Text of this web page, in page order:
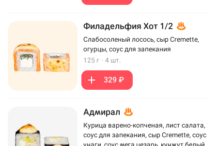
Филадельфия Хот 1/2
Слабосоленый лосось, сыр Cremette,
огурцы, соус для запекания
125 г · 4 шт.
329 ₽
Адмирал
Курица варено-копченая, лист салата,
соус для запекания, сыр Cremette, соус